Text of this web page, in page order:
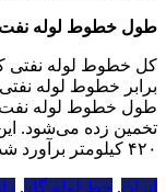
طول خطوط لوله نفت در حال
برابر خطوط لوله
۴۲۰ کیلومتر برآورد شده است.
ایران, خط لوله گاز ,